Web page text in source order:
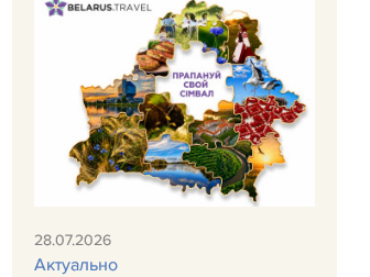
28.07.2026
Актуально